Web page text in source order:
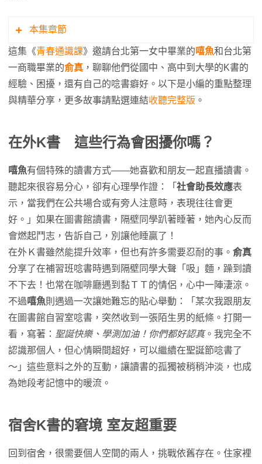
本集章節
4:11 北一女學姊分享，從心理學「社會助長效應」
看出：在外唸書真的能提高效率
6:30 趴睡是唸書好習慣？當手麻掉時大腦會自動求
7:23 在外K書，哪些行為會惹怒你？困擾指數1-5
分，精彩對決
10:24 看到隔壁同學在睡覺，竟意外激發鬥志，絕對
不叫醒
11:16 小情侶在我讀書時放閃，覺得自己是小丑默默
忍受…
15:26 暖心行為：在外念書收到陌生男的紙條！哈茲
咖嘻~
16:32 困擾行為：補習班隔壁同學吃飯好大聲，好
躁！
📚宿舍念書
17:55 室友不要聽！能不能念書取決於室友有沒有在
聊天？
19:07 常被問「你在偷卷是不是？」該怎麼回應
📚在家念書
要超整齊！
天，效率超高
這集《青春通識課》邀請台北第一女中畢業的嘻魚和台北第
一商職畢業的俞真 ，聊聊他們從國中、高中到大學的K書的
經驗、困擾，還有自己的唸書癖好。以下是小編的重點整理
與精華分享，更多故事請點選連結收聽完整版 。
在外K書 這些行為會困擾你嗎？
嘻魚有個特殊的讀書方式——她喜歡和朋友一起直播讀書。
聽起來很容易分心，卻有心理學作證：「 社會助長效應表
示，當我們在公共場合或有旁人注意時，表現往往會更
好。」如果在圖書館讀書，隔壁同學趴著睡著，她內心反而
會燃起鬥志，告訴自己，別讓他睡贏了！
在外Ｋ書雖然能提升效率，但也有許多需要忍耐的事。 俞真
分享了在補習班唸書時遇到隔壁同學大聲「吸」麵，躁到讀
不下去！也常在咖啡廳遇到黏ＴＴ的情侶，心中一陣淒涼。
不過嘻魚則遇過一次讓她難忘的貼心舉動：「某次我跟朋友
在圖書館自習室唸書，突然收到一張陌生男的紙條。打開一
看，寫著： 聖誕快樂、學測加油！你們都好認真。我完全不
認識那個人，但心情瞬間超好，可以繼續在聖誕節唸書了
～」這些意料之外的互動，讓讀書的孤獨被稍稍沖淡，也成
為她段考記憶中的暖流。
宿舍K書的窘境 室友超重要
回到宿舍，很需要個人空間的兩人，挑戰依舊存在。住家裡